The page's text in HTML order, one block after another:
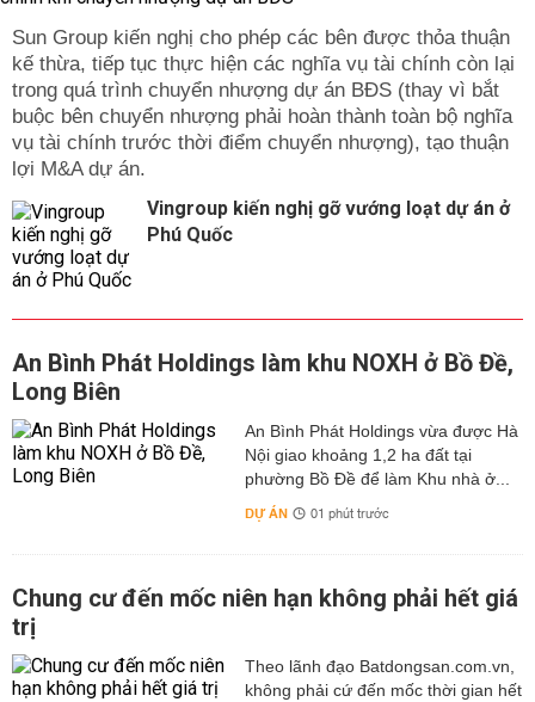
Sun Group kiến nghị cho phép các bên được thỏa thuận
kế thừa, tiếp tục thực hiện các nghĩa vụ tài chính còn lại
trong quá trình chuyển nhượng dự án BĐS (thay vì bắt
buộc bên chuyển nhượng phải hoàn thành toàn bộ nghĩa
vụ tài chính trước thời điểm chuyển nhượng), tạo thuận
lợi M&A dự án.
Vingroup kiến nghị gỡ vướng loạt dự án ở
Phú Quốc
An Bình Phát Holdings làm khu NOXH ở Bồ Đề,
Long Biên
An Bình Phát Holdings vừa được Hà
Nội giao khoảng 1,2 ha đất tại
phường Bồ Đề để làm Khu nhà ở...
DỰ ÁN 01 phút trước
Chung cư đến mốc niên hạn không phải hết giá
trị
Theo lãnh đạo Batdongsan.com.vn,
không phải cứ đến mốc thời gian hết